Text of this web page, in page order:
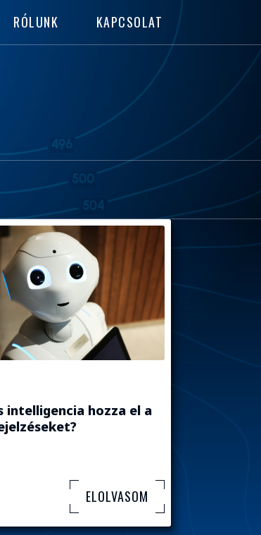
RÓLUNK KAPCSOLAT
intelligencia hozza el a
ELOLVASOM